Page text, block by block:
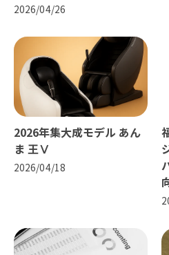
2026/04/26
2026年集大成モデル あん
ま 王Ⅴ
2026/04/18